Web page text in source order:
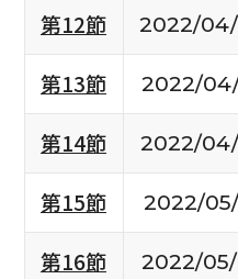
第12節
2022/
第13節
2022/
第14節
2022/
第15節
2022/
第16節
2022/